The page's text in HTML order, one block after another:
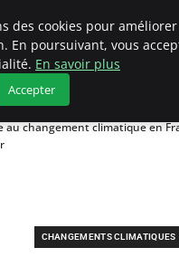
climatiques
au changement climatique en
CHANGEMENTS CLIMATIQUES
des cookies pour
En poursuivant, vous
En savoir plus
Accepter